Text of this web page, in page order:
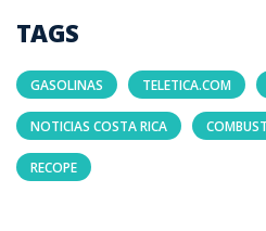
TAGS
GASOLINAS TELETICA.COM
NOTICIAS COSTA RICA
RECOPE